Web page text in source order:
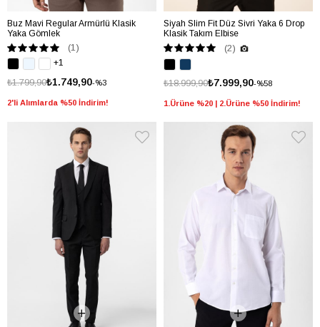
Buz Mavi Regular Armürlü Klasik
Yaka Gömlek
(1)
+1
%3
₺1.749,90
₺1.799,90
2'li Alımlarda %50 İndirim!
Siyah Slim Fit Düz Sivri Yaka 6 Drop
Klasik Takım Elbise
(2)
%58
₺7.999,90
₺18.999,90
1.Ürüne %20 | 2.Ürüne %50 İndirim!